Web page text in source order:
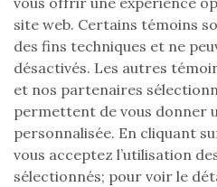
site web. Certains témoins
des fins techniques et ne
désactivés. Les autres
et nos partenaires
permettent de vous donner
personnalisée. En cliquant
vous acceptez l’utilisation
sélectionnés; pour voir le